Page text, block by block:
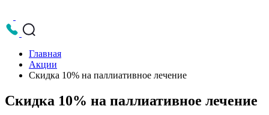
Главная
Акции
Скидка 10% на паллиативное лечение
Скидка 10% на паллиативное лечение